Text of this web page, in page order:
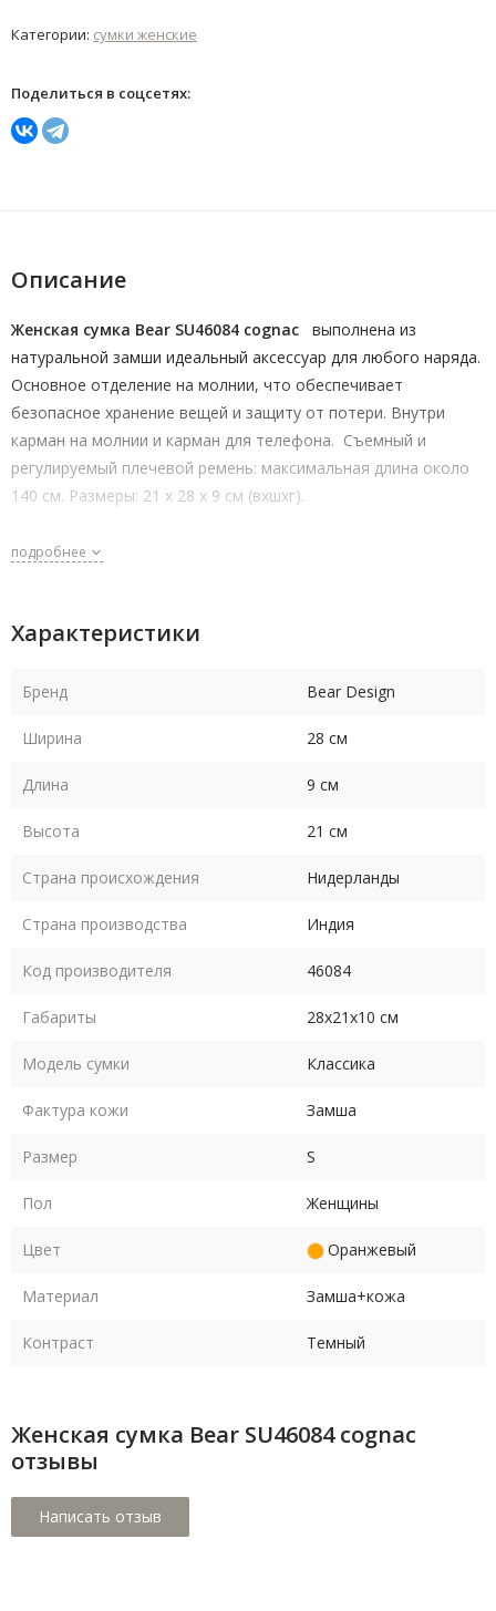
Категории: сумки женские
Поделиться в соцсетях:
Описание
Женская сумка Bear SU46084 cognac
выполнена из
натуральной замши идеальный аксессуар для любого наряда.
Основное отделение на молнии, что обеспечивает
безопасное хранение вещей и защиту от потери. Внутри
карман на молнии и карман для телефона. Съемный и
регулируемый плечевой ремень: максимальная длина около
140 см. Размеры: 21 x 28 x 9 см (вхшхг).
подробнее
Характеристики
Бренд Bear Design
Ширина 28 см
Длина 9 см
Высота 21 см
Страна происхождения Нидерланды
Страна производства Индия
Код производителя 46084
Габариты 28х21х10 см
Модель сумки Классика
Фактура кожи Замша
Размер S
Пол Женщины
Цвет Оранжевый
Материал Замша+кожа
Контраст Темный
Женская сумка Bear SU46084 cognac
отзывы